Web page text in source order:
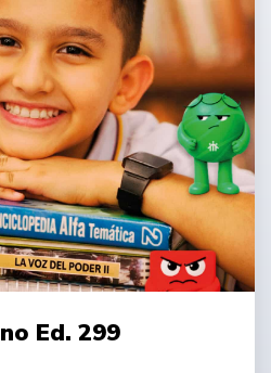
Ed. 299